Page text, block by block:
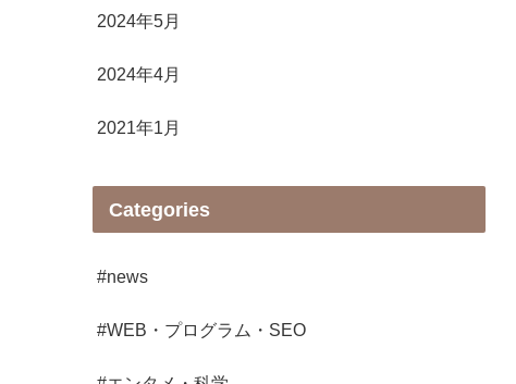
2024年5月
2024年4月
2021年1月
Categories
#news
#WEB・プログラム・SEO